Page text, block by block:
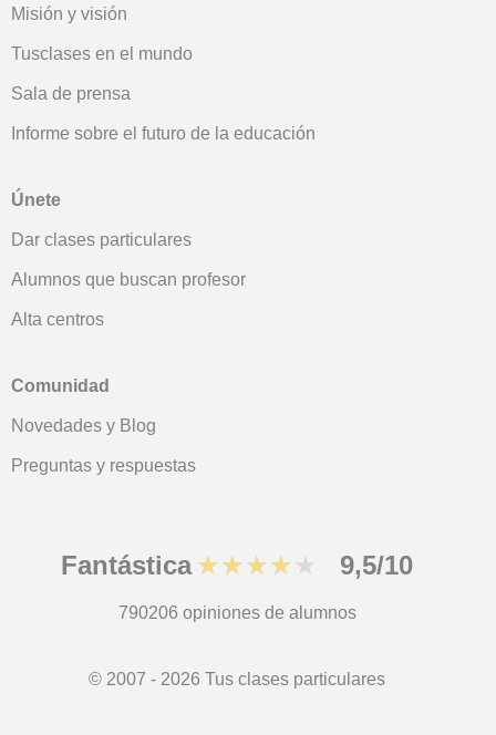
Misión y visión
Tusclases en el mundo
Sala de prensa
Informe sobre el futuro de la educación
Únete
Dar clases particulares
Alumnos que buscan profesor
Alta centros
Comunidad
Novedades y Blog
Preguntas y respuestas
Fantástica ★★★★★ 9,5/10
790206 opiniones de alumnos
© 2007 - 2026 Tus clases particulares